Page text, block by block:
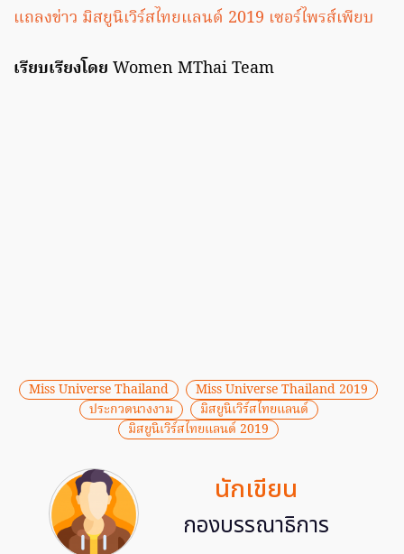
แถลงข่าว มิสยูนิเวิร์สไทยแลนด์ 2019 เซอร์ไพรส์เพียบ
เรียบเรียงโดย Women MThai Team
Miss Universe Thailand
Miss Universe Thailand 2019
ประกวดนางงาม
มิสยูนิเวิร์สไทยแลนด์
มิสยูนิเวิร์สไทยแลนด์ 2019
นักเขียน
กองบรรณาธิการ